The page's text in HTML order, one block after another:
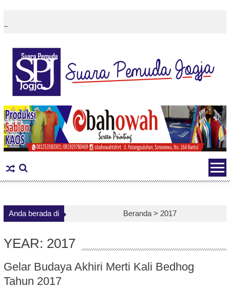
content
Anda berada di Beranda > 2017
YEAR: 2017
Gelar Budaya Akhiri Merti Kali Bedhog
Tahun 2017